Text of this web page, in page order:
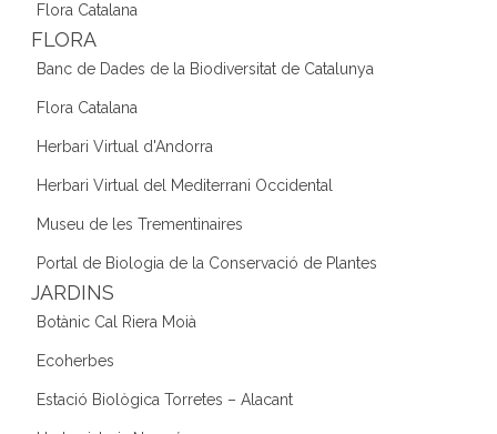
Flora Catalana
FLORA
Banc de Dades de la Biodiversitat de Catalunya
Flora Catalana
Herbari Virtual d'Andorra
Herbari Virtual del Mediterrani Occidental
Museu de les Trementinaires
Portal de Biologia de la Conservació de Plantes
JARDINS
Botànic Cal Riera Moià
Ecoherbes
Estació Biològica Torretes – Alacant